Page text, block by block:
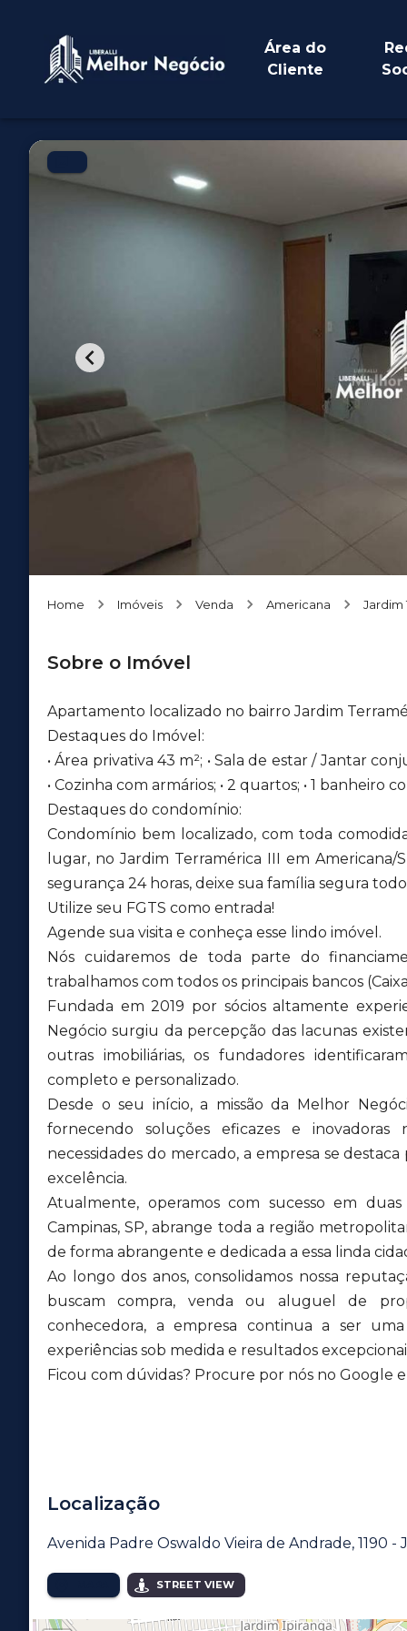
Área do
Cliente
Home Imóveis Venda Americana Jardim
Sobre o Imóvel
Apartamento localizado no bairro Jardim
Destaques do Imóvel:
• Área privativa 43 m²; • Sala de estar / Jantar
• Cozinha com armários; • 2 quartos; • 1 banheiro
Destaques do condomínio:
Condomínio bem localizado, com toda
lugar, no Jardim Terramérica III em Americana/
segurança 24 horas, deixe sua família segura
Utilize seu FGTS como entrada!
Agende sua visita e conheça esse lindo imóvel.
Nós cuidaremos de toda parte do
trabalhamos com todos os principais bancos
Fundada em 2019 por sócios altamente
Negócio surgiu da percepção das lacunas
outras imobiliárias, os fundadores
completo e personalizado.
Desde o seu início, a missão da Melhor
fornecendo soluções eficazes e
necessidades do mercado, a empresa se
excelência.
Atualmente, operamos com sucesso em
Campinas, SP, abrange toda a região
de forma abrangente e dedicada a essa linda
Ao longo dos anos, consolidamos nossa
buscam compra, venda ou aluguel de
conhecedora, a empresa continua a ser
experiências sob medida e resultados
Ficou com dúvidas? Procure por nós no Google
Localização
Avenida Padre Oswaldo Vieira de Andrade, 1190 -
STREET VIEW